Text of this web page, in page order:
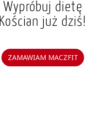
Wypróbuj dietę
Kościan już dziś!
ZAMAWIAM MACZFIT